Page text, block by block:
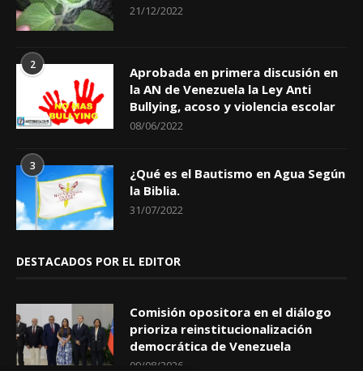
21/12/2022
2
Aprobada en primera discusión en
la AN de Venezuela la Ley Anti
Bullying, acoso y violencia escolar
08/06/2022
3
¿Qué es el Bautismo en Agua Según
la Biblia.
31/07/2022
DESTACADOS POR EL EDITOR
Comisión opositora en el diálogo
prioriza reinstitucionalización
democrática de Venezuela
09/08/2026